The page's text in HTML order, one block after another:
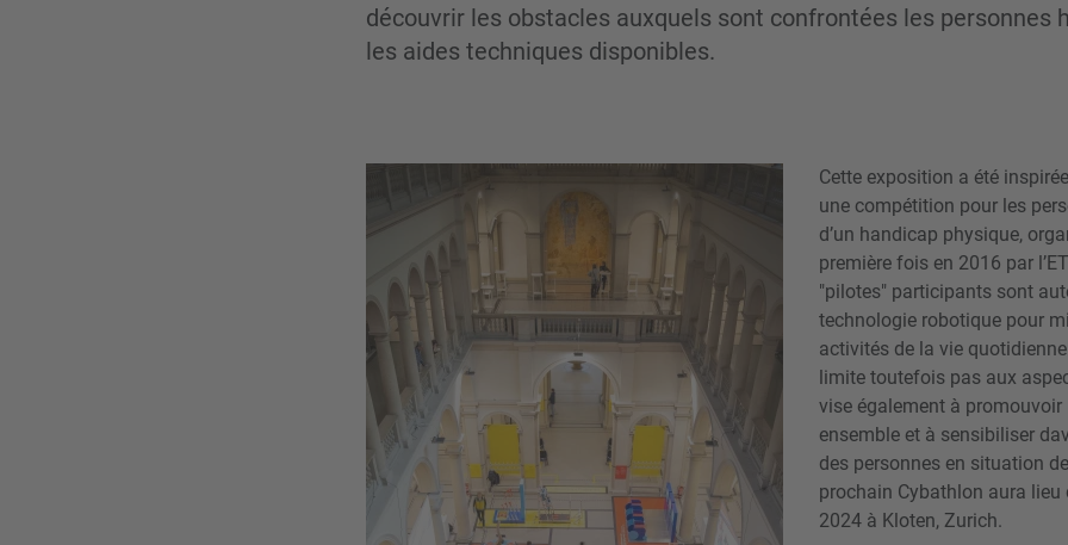
découvrir les obstacles auxquels sont confrontées les personnes
les aides techniques disponibles.
Cette exposition a été
une compétition pour les
d’un handicap physique,
première fois en 2016 par
"pilotes" participants sont
technologie robotique pour
activités de la vie
limite toutefois pas aux
vise également à promouvoir
ensemble et à sensibiliser
des personnes en situation
prochain Cybathlon aura
2024 à Kloten, Zurich.